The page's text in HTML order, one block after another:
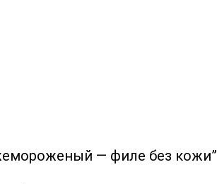
— филе без кожи”